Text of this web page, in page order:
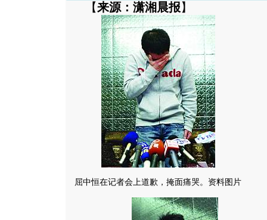
【来源：潇湘晨报】
屈中恒在记者会上道歉，掩面痛哭。资料图片